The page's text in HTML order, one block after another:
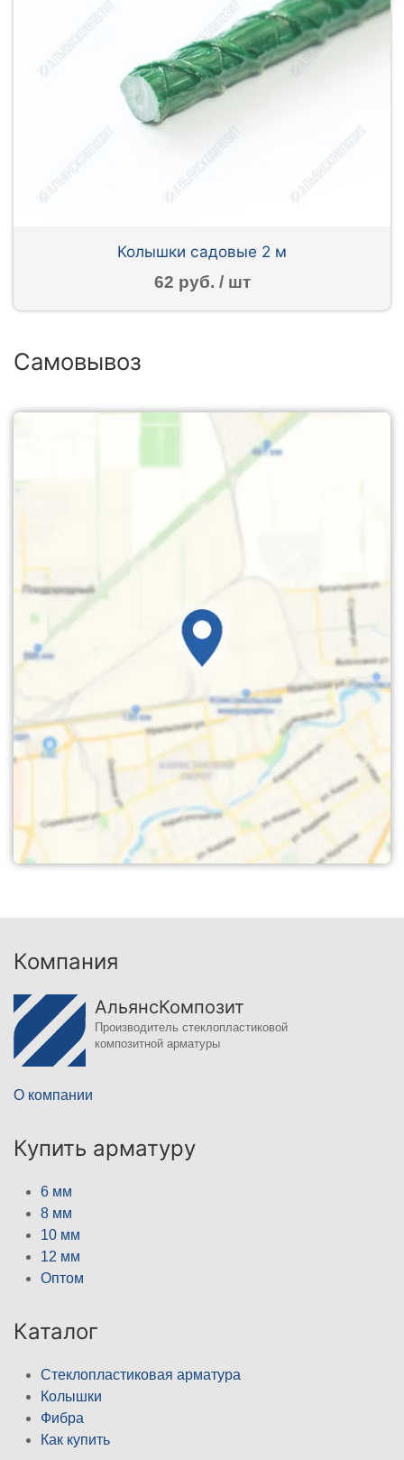
Колышки садовые 2 м
62 руб. / шт
Самовывоз
Компания
АльянсКомпозит
Производитель стеклопластиковой
композитной арматуры
О компании
Купить арматуру
6 мм
8 мм
10 мм
12 мм
Оптом
Каталог
Стеклопластиковая арматура
Колышки
Фибра
Как купить